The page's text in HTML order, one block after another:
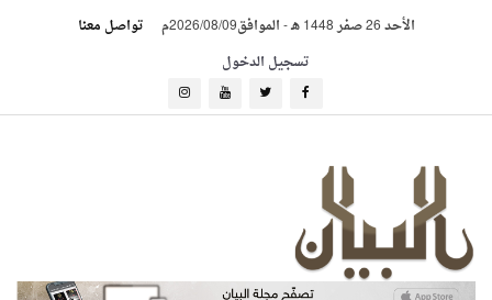
الأحد 26 صفر 1448 هـ -الموافق2026/08/09م
تواصل معنا
تسجيل الدخول